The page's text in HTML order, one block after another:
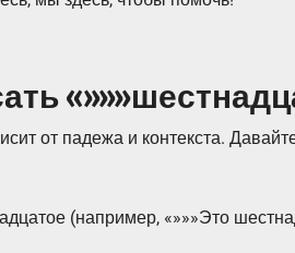
от падежа и контекста.
(например, «»»»Это